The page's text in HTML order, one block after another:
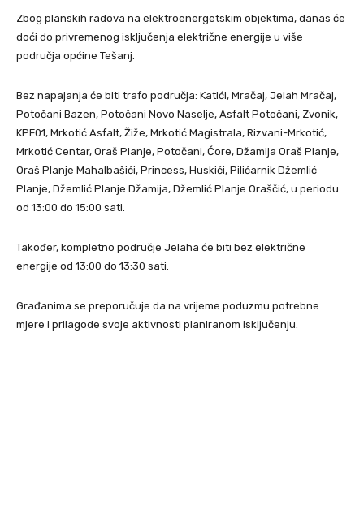
Zbog planskih radova na elektroenergetskim objektima, danas će
doći do privremenog isključenja električne energije u više
područja općine Tešanj.
Bez napajanja će biti trafo područja: Katići, Mračaj, Jelah Mračaj,
Potočani Bazen, Potočani Novo Naselje, Asfalt Potočani, Zvonik,
KPF01, Mrkotić Asfalt, Žiže, Mrkotić Magistrala, Rizvani-Mrkotić,
Mrkotić Centar, Oraš Planje, Potočani, Ćore, Džamija Oraš Planje,
Oraš Planje Mahalbašići, Princess, Huskići, Pilićarnik Džemlić
Planje, Džemlić Planje Džamija, Džemlić Planje Oraščić, u periodu
od 13:00 do 15:00 sati.
Također, kompletno područje Jelaha će biti bez električne
energije od 13:00 do 13:30 sati.
Građanima se preporučuje da na vrijeme poduzmu potrebne
mjere i prilagode svoje aktivnosti planiranom isključenju.